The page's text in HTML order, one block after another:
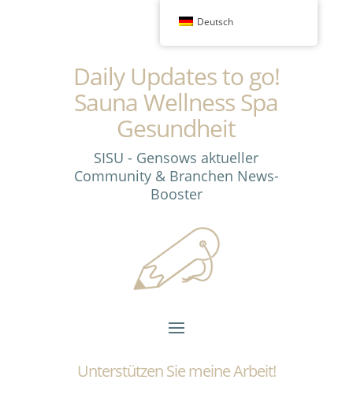
Daily Updates to go!
Sauna Wellness Spa
Gesundheit
SISU - Gensows aktueller
Community & Branchen News-
Booster
Unterstützen Sie meine Arbeit!
Deutsch